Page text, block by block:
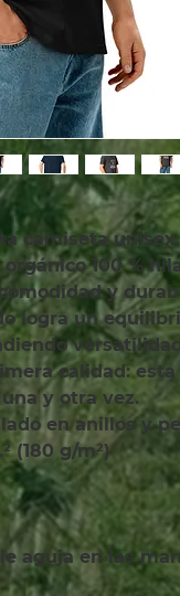
camiseta
100 %
y
logra un
calidad: esta
y otra vez.
en anillos y
(180 g/m²)